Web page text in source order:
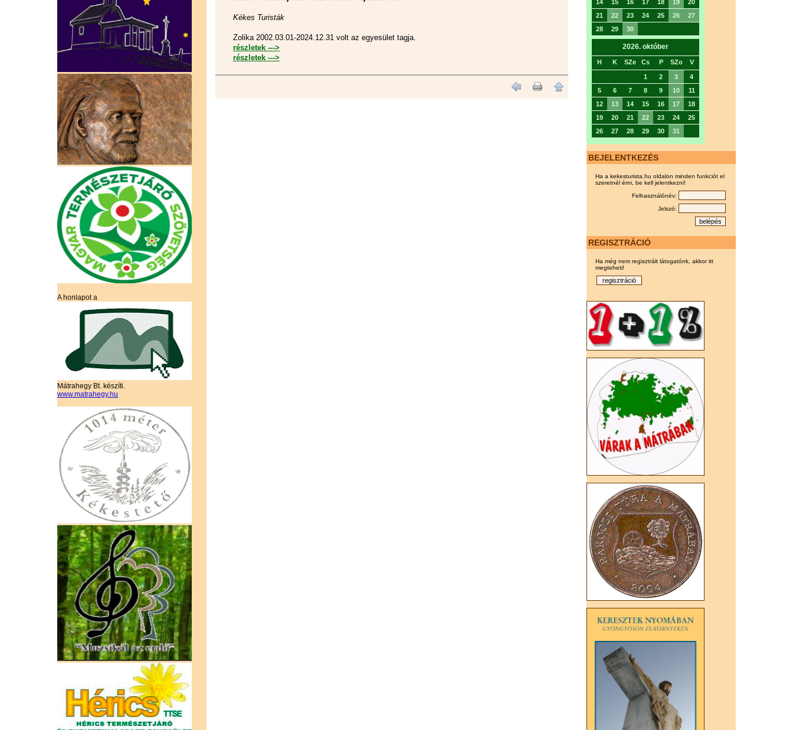
A honlapot a
Mátrahegy Bt. készíti.
www.matrahegy.hu
Kékes Turisták
Zolika 2002.03.01-2024.12.31 volt az egyesület tagja.
részletek --->
részletek --->
14
15 16 17 18 19
20
21
22 23 24 25 26
27
28
29 30
2026. október
H K SZe Cs P SZo V
1 2 3
4
5
6 7 8 9 10
11
12
13 14 15 16 17
18
19
20 21 22 23 24
25
26
27 28 29 30 31
BEJELENTKEZÉS
Ha a kekesturista.hu oldalon minden funkciót el
szeretnél érni, be kell jelentkezni!
Felhasználónév:
Jelszó:
REGISZTRÁCIÓ
Ha még nem regisztrált látogatónk, akkor itt
megteheti!